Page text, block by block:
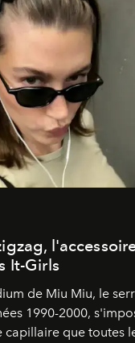
It-Girls
de Miu Miu, le
1990-2000,
capillaire que toutes